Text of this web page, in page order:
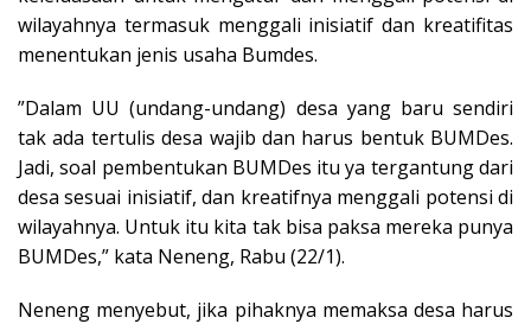
wilayahnya termasuk menggali inisiatif dan kreatifitas
menentukan jenis usaha Bumdes.
”Dalam UU (undang-undang) desa yang baru sendiri
tak ada tertulis desa wajib dan harus bentuk BUMDes.
Jadi, soal pembentukan BUMDes itu ya tergantung dari
desa sesuai inisiatif, dan kreatifnya menggali potensi di
wilayahnya. Untuk itu kita tak bisa paksa mereka punya
BUMDes,” kata Neneng, Rabu (22/1).
Neneng menyebut, jika pihaknya memaksa desa harus